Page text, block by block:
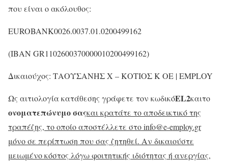
που είναι ο ακόλουθος:
EUROBANK0026.0037.01.0200499162
(IΒΑΝ GR1102600370000010200499162)
Δικαιούχος: ΤΑΟΥΣΑΝΗΣ Χ – ΚΟΤΙΟΣ Κ ΟΕ | EMPLOY
Ως αιτιολογία κατάθεσης γράφετε τον κωδικόEL2καιτο
ονοματεπώνυμο σαςκαι κρατάτε το αποδεικτικό της
τραπέζης, το οποίο αποστέλλετε στοinfo@e-employ.gr
μόνο σε περίπτωση που σας ζητηθεί. Αν δικαιούστε
μειωμένο κόστος λόγω φοιτητικής ιδιότητας ή ανεργίας,